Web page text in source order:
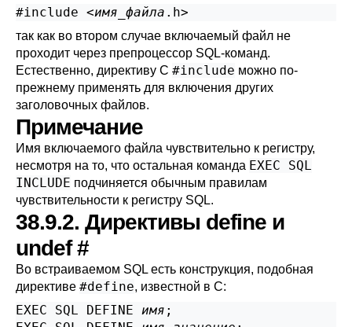
#include <имя_файла .h>
так как во втором случае включаемый файл не
проходит через препроцессор SQL-команд.
Естественно, директиву C #include можно по-
прежнему применять для включения других
заголовочных файлов.
Примечание
Имя включаемого файла чувствительно к регистру,
несмотря на то, что остальная команда EXEC SQL
INCLUDE подчиняется обычным правилам
чувствительности к регистру SQL.
38.9.2. Директивы define и
undef#
Во встраиваемом SQL есть конструкция, подобная
директиве #define, известной в C:
EXEC SQL DEFINE имя ;